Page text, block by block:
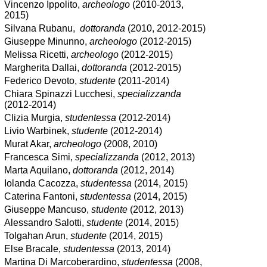
Vincenzo Ippolito, archeologo (2010-2013,
2015)
Silvana Rubanu, dottoranda (2010, 2012-2015)
Giuseppe Minunno, archeologo (2012-2015)
Melissa Ricetti, archeologo (2012-2015)
Margherita Dallai, dottoranda (2012-2015)
Federico Devoto, studente (2011-2014)
Chiara Spinazzi Lucchesi, specializzanda
(2012-2014)
Clizia Murgia, studentessa (2012-2014)
Livio Warbinek, studente (2012-2014)
Murat Akar, archeologo (2008, 2010)
Francesca Simi, specializzanda (2012, 2013)
Marta Aquilano, dottoranda (2012, 2014)
Iolanda Cacozza, studentessa (2014, 2015)
Caterina Fantoni, studentessa (2014, 2015)
Giuseppe Mancuso, studente (2012, 2013)
Alessandro Salotti, studente (2014, 2015)
Tolgahan Arun, studente (2014, 2015)
Else Bracale, studentessa (2013, 2014)
Martina Di Marcoberardino, studentessa (2008,